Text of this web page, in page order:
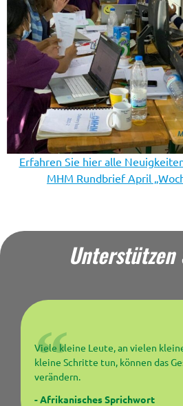
Erfahren Sie hier alle
MHM Rundbrief April
Unterstützen
Viele kleine Leute, an vielen
kleine Schritte tun, können das
verändern.
- Afrikanisches Sprichwort